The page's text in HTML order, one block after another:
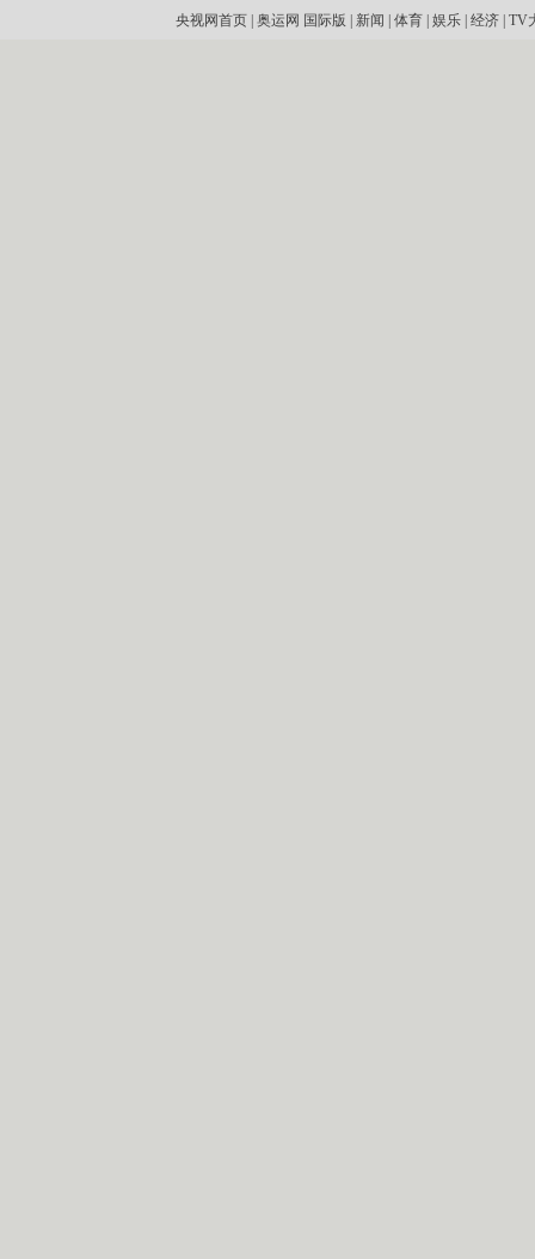
央视网首页| 奥运网 国际版 新闻 体育| 娱乐| 经济| TV